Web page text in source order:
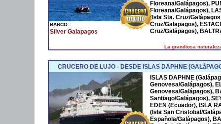
BARCO:
Silver Galapagos
Floreana/Galápagos),
Floreana/Galápagos),
(Isla Sta. Cruz/
Cruz/Galapagos),
Cruz/Galápagos),
La grandiosa
CRUCERO DE LUJO - DESDE ISLAS DAPHNE
ISLAS DAPHNE
Genovesa/Galápagos),
Genovesa/Galápagos),
Santiago/Galápagos),
EDEN (Ecuador), ISLA
(Isla San Cristobal/
Española/Galápagos),